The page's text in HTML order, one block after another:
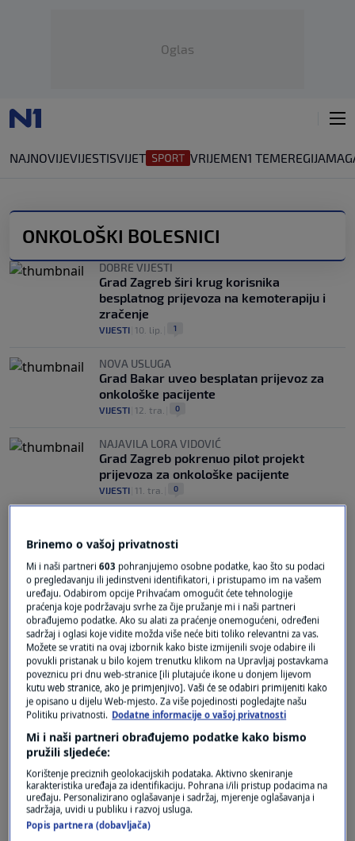
Oglas
NAJNOVIJEVIJESTISVIJET VRIJEMEN1 TEMEREGIJA
ONKOLOŠKI BOLESNICI
DOBRE VIJESTI
Grad Zagreb širi krug korisnika
besplatnog prijevoza na kemoterapiju i
zračenje
VIJESTI 10. lip. 1
NOVA USLUGA
Grad Bakar uveo besplatan prijevoz za
onkološke pacijente
VIJESTI 12. tra. 0
NAJAVILA LORA VIDOVIĆ
Grad Zagreb pokrenuo pilot projekt
prijevoza za onkološke pacijente
VIJESTI 11. tra. 0
Oglas
"VELIKI ISKORAK"
Nova šansa za hematološke onkološke
bolesnike: U Hrvatskoj počinje
proizvodnja CAR-T terapije
ZDRAVLJE|23. sij.| 1
OČEKUJU RJEŠENJE
Inicijativa Split je naš! proziva Grad: Zašto
Brinemo o vašoj privatnosti
Mi i naši partneri603 pohranjujemo osobne podatke, kao što su podaci
o pregledavanju ili jedinstveni identifikatori, i pristupamo im na vašem
uređaju. Odabirom opcije Prihvaćam omogućit ćete tehnologije
praćenja koje podržavaju svrhe za čije pružanje mi i naši partneri
obrađujemo podatke. Ako su alati za praćenje onemogućeni, određeni
sadržaj i oglasi koje vidite možda više neće biti toliko relevantni za vas.
Možete se vratiti na ovaj izbornik kako biste izmijenili svoje odabire ili
povukli pristanak u bilo kojem trenutku klikom na Upravljaj postavkama
poveznicu pri dnu web-stranice [ili plutajuće ikone u donjem lijevom
kutu web stranice, ako je primjenjivo]. Vaši će se odabiri primijeniti kako
je opisano u dijelu Web-mjesto. Za više pojedinosti pogledajte našu
Politiku privatnosti. Dodatne informacije o vašoj privatnosti
Mi i naši partneri obrađujemo podatke kako bismo
pružili sljedeće:
Korištenje preciznih geolokacijskih podataka. Aktivno skeniranje
karakteristika uređaja za identifikaciju. Pohrana i/ili pristup podacima na
uređaju. Personalizirano oglašavanje i sadržaj, mjerenje oglašavanja i
sadržaja, uvidi u publiku i razvoj usluga.
Popis partnera (dobavljača)